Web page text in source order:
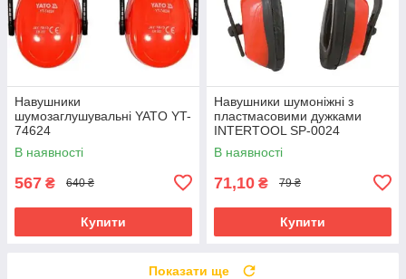
Навушники
шумозаглушувальні YATO YT-
74624
В наявності
567 ₴ 640 ₴
Купити
Навушники шумоніжні з
пластмасовими дужками
INTERTOOL SP-0024
В наявності
71,10 ₴ 79 ₴
Купити
Показати ще